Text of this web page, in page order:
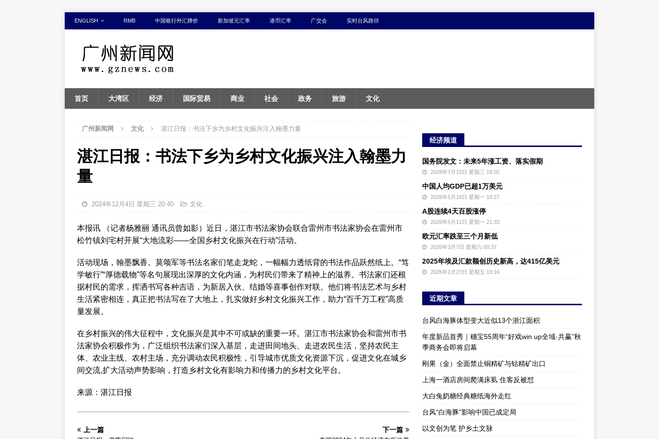
ENGLISH RMB 中国银行外汇牌价 新加坡元汇率 港币汇率 广交会 实时台风路径
首页 大湾区 经济 国际贸易 商业 社会 政务 旅游 文化
广州新闻网 文化 湛江日报：书法下乡为乡村文化振兴注入翰墨力量
湛江日报：书法下乡为乡村文化振兴注入翰墨力
量
2024年12月4日 星期三 20:40 文化
本报讯 （记者杨雅丽 通讯员曾如影）近日，湛江市书法家协会联合雷州市书法家协会在雷州市
松竹镇刘宅村开展“大地流彩——全国乡村文化振兴在行动”活动。
活动现场，翰墨飘香。莫颂军等书法名家们笔走龙蛇，一幅幅力透纸背的书法作品跃然纸上。“笃
学敏行”“厚德载物”等名句展现出深厚的文化内涵，为村民们带来了精神上的滋养。书法家们还根
据村民的需求，挥洒书写各种吉语，为新居入伙、结婚等喜事创作对联。他们将书法艺术与乡村
生活紧密相连，真正把书法写在了大地上，扎实做好乡村文化振兴工作，助力“百千万工程”高质
量发展。
在乡村振兴的伟大征程中，文化振兴是其中不可或缺的重要一环。湛江市书法家协会和雷州市书
法家协会积极作为，广泛组织书法家们深入基层，走进田间地头、走进农民生活，坚持农民主
体、农业主线、农村主场，充分调动农民积极性，引导城市优质文化资源下沉，促进文化在城乡
间交流,扩大活动声势影响，打造乡村文化有影响力和传播力的乡村文化平台。
来源：湛江日报
上一篇 下一篇
经济频道
国务院发文：未来5年涨工资、落实假期
2026年7月15日 星期三 18:02
中国人均GDP已超1万美元
2026年5月18日 星期一 18:27
A股连续4天百股涨停
2026年5月11日 星期一 21:33
欧元汇率跌至三个月新低
2026年3月7日 星期六 00:37
2025年埃及汇款额创历史新高，达415亿美元
2026年2月27日 星期五 19:16
近期文章
台风白海豚体型变大近似13个浙江面积
年度新品首秀｜穗宝55周年“好戏win up全域·共赢”秋
季商务会即将启幕
刚果（金）全面禁止铜精矿与钴精矿出口
上海一酒店房间爬满床虱 住客反被怼
大白兔奶糖经典糖纸海外走红
台风“白海豚”影响中国已成定局
以文创为笔 护乡土文脉